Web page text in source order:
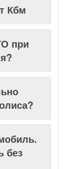
Кбм
при
без